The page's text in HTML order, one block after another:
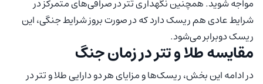
مواجه شوید. همچنین نگهداری تتر در صرافی‌های متمرکز در
شرایط عادی هم ریسک دارد که در صورت بروز شرایط جنگی، این
ریسک دوبرابر می‌شود.
مقایسه طلا و تتر در زمان جنگ
در ادامه این بخش، ریسک‌ها و مزایای هر دو دارایی طلا و تتر در